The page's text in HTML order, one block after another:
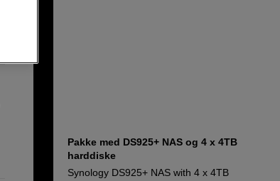
Pakke med DS925+ NAS og 4 x 4TB
harddiske
Synology DS925+ NAS with 4 x 4TB